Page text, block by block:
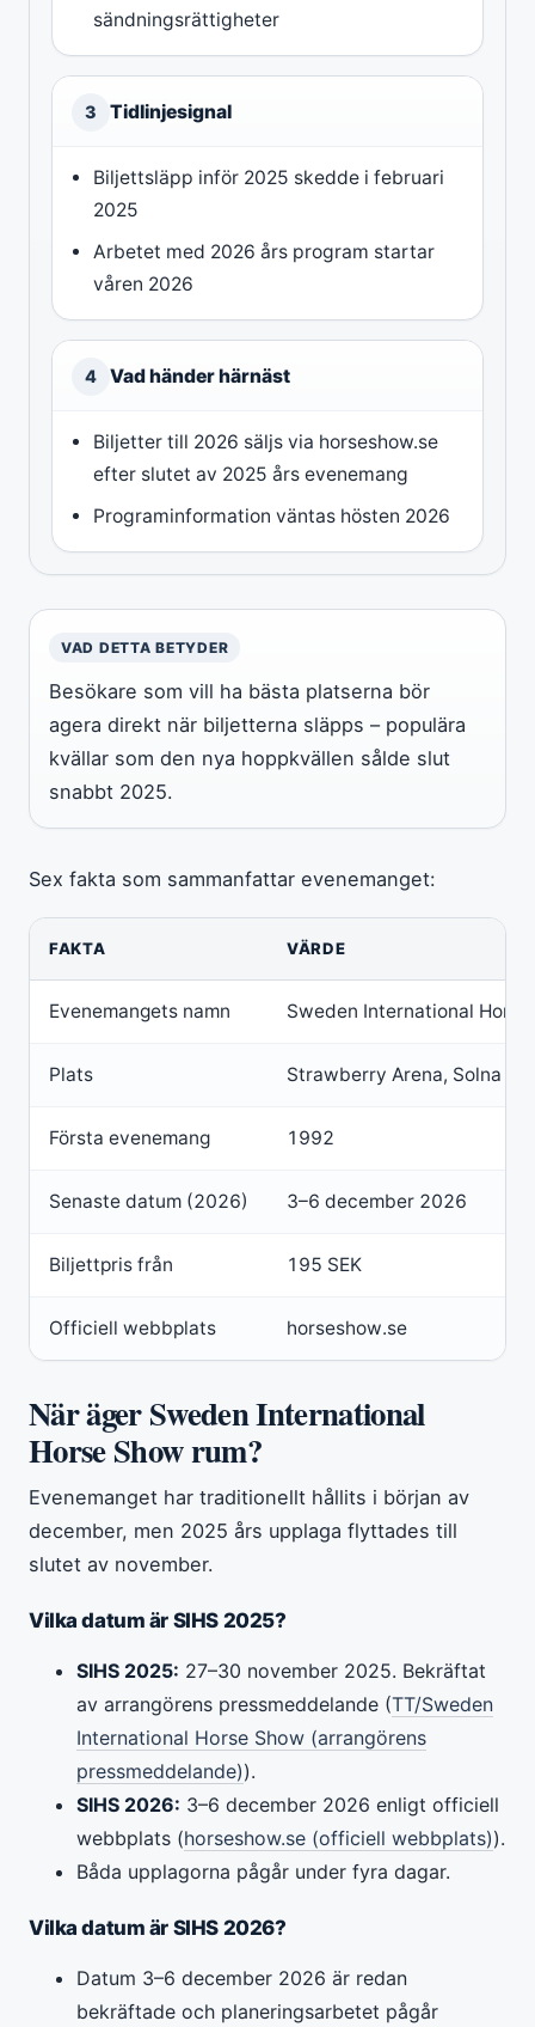
sändningsrättigheter
3 Tidlinjesignal
Biljettsläpp inför 2025 skedde i februari
2025
Arbetet med 2026 års program startar
våren 2026
4 Vad händer härnäst
Biljetter till 2026 säljs via horseshow.se
efter slutet av 2025 års evenemang
Programinformation väntas hösten 2026
VAD DETTA BETYDER
Besökare som vill ha bästa platserna bör
agera direkt när biljetterna släpps – populära
kvällar som den nya hoppkvällen sålde slut
snabbt 2025.
Sex fakta som sammanfattar evenemanget:
FAKTA VÄRDE
Evenemangets namn Sweden International Horse
Plats Strawberry Arena, Solna
Första evenemang 1992
Senaste datum (2026) 3–6 december 2026
Biljettpris från 195 SEK
Officiell webbplats horseshow.se
När äger Sweden International
Horse Show rum?
Evenemanget har traditionellt hållits i början av
december, men 2025 års upplaga flyttades till
slutet av november.
Vilka datum är SIHS 2025?
SIHS 2025: 27–30 november 2025. Bekräftat
av arrangörens pressmeddelande (TT/Sweden
International Horse Show (arrangörens
pressmeddelande)).
SIHS 2026: 3–6 december 2026 enligt officiell
webbplats (horseshow.se (officiell webbplats)).
Båda upplagorna pågår under fyra dagar.
Vilka datum är SIHS 2026?
Datum 3–6 december 2026 är redan
bekräftade och planeringsarbetet pågår